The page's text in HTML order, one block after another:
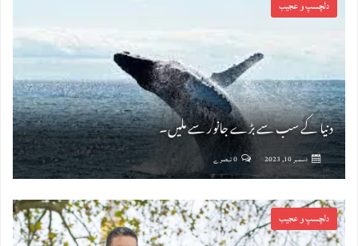
دلچسپ و عجیب
دنیا کے سب سے بڑے جانور سے ملیں۔
دسمبر 10, 2023 0 تبصرے
دلچسپ و عجیب